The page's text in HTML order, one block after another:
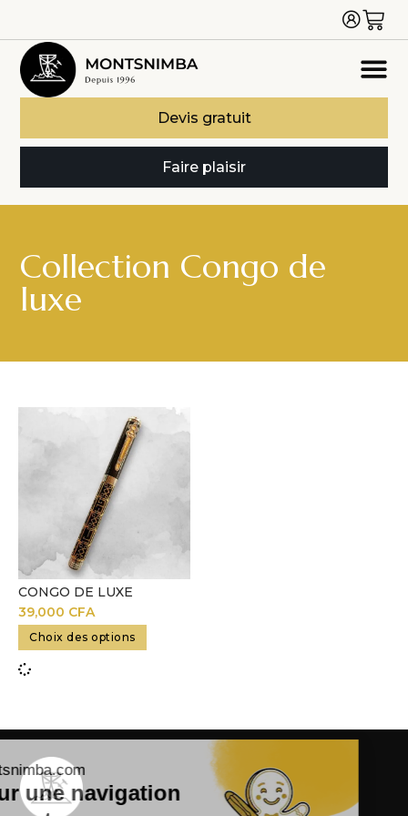
Devis gratuit
Faire plaisir
Collection Congo de
luxe
CONGO DE LUXE
39,000 CFA
Choix des options